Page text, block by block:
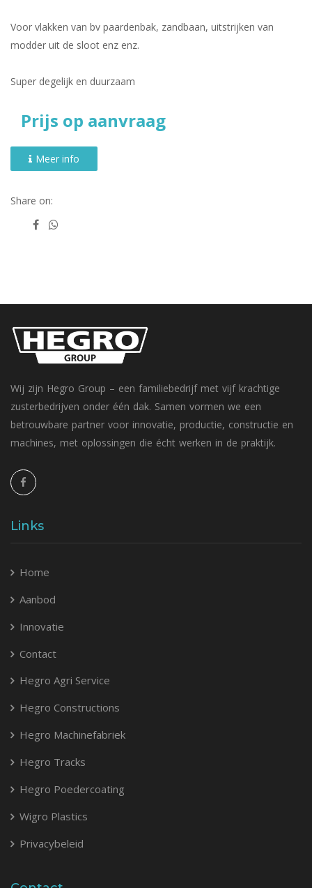
Voor vlakken van bv paardenbak, zandbaan, uitstrijken van
modder uit de sloot enz enz.
Super degelijk en duurzaam
Prijs op aanvraag
Meer info
Share on:
Wij zijn Hegro Group – een familiebedrijf met vijf krachtige
zusterbedrijven onder één dak. Samen vormen we een
betrouwbare partner voor innovatie, productie, constructie en
machines, met oplossingen die écht werken in de praktijk.
Links
Home
Aanbod
Innovatie
Contact
Hegro Agri Service
Hegro Constructions
Hegro Machinefabriek
Hegro Tracks
Hegro Poedercoating
Wigro Plastics
Privacybeleid